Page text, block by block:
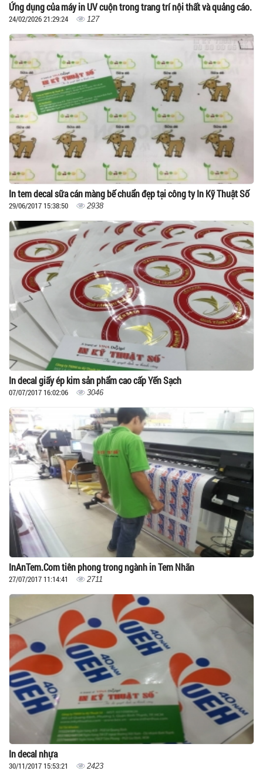
Ứng dụng của máy in UV cuộn trong trang trí nội thất và quảng cáo.
24/02/2026 21:29:24 127
In tem decal sữa cán màng bế chuẩn đẹp tại công ty In Kỹ Thuật Số
29/06/2017 15:38:50 2938
In decal giấy ép kim sản phẩm cao cấp Yến Sạch
07/07/2017 16:02:06 3046
InAnTem.Com tiên phong trong ngành in Tem Nhãn
27/07/2017 11:14:41 2711
In decal nhựa
30/11/2017 15:53:21 2423